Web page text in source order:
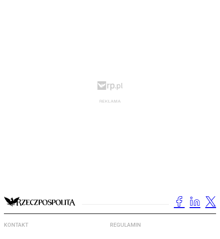
KONTAKT REGULAMIN